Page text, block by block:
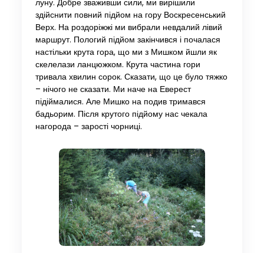
луну. Добре зваживши сили, ми вирішили
здійснити повний підйом на гору Воскресенський
Верх. На роздоріжжі ми вибрали невдалий лівий
маршрут. Пологий підйом закінчився і почалася
настільки крута гора, що ми з Мишком йшли як
скелелази ланцюжком. Крута частина гори
тривала хвилин сорок. Сказати, що це було тяжко
– нічого не сказати. Ми наче на Еверест
підіймалися. Але Мишко на подив тримався
бадьорим. Після крутого підйому нас чекала
нагорода – зарості чорниці.